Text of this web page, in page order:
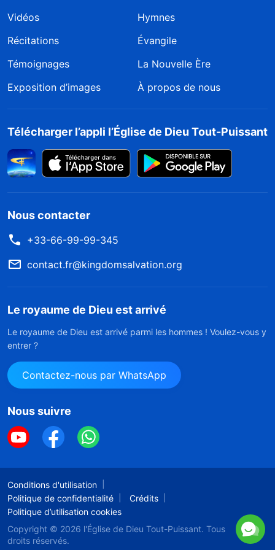
Vidéos
Hymnes
Récitations
Évangile
Témoignages
La Nouvelle Ère
Exposition d’images
À propos de nous
Télécharger l’appli l’Église de Dieu Tout-Puissant
Nous contacter
+33-66-99-99-345
contact.fr@kingdomsalvation.org
Le royaume de Dieu est arrivé
Le royaume de Dieu est arrivé parmi les hommes ! Voulez-vous y
entrer ?
Contactez-nous par WhatsApp
Nous suivre
Conditions d'utilisation
Politique de confidentialité
Crédits
Politique d’utilisation cookies
Copyright © 2026 l'Église de Dieu Tout-Puissant. Tous
droits réservés.